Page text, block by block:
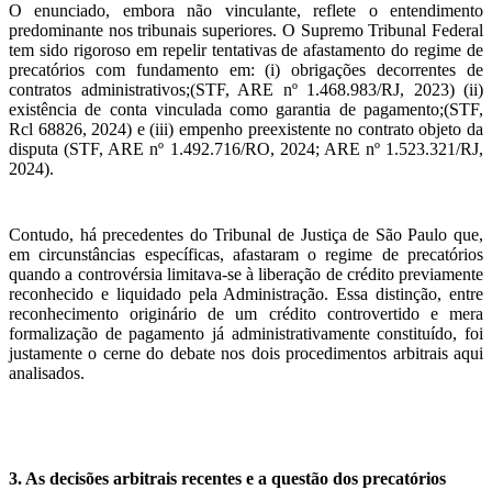
O enunciado, embora não vinculante, reflete o entendimento
predominante nos tribunais superiores. O Supremo Tribunal Federal
tem sido rigoroso em repelir tentativas de afastamento do regime de
precatórios com fundamento em: (i) obrigações decorrentes de
contratos administrativos;(STF, ARE nº 1.468.983/RJ, 2023) (ii)
existência de conta vinculada como garantia de pagamento;(STF,
Rcl 68826, 2024) e (iii) empenho preexistente no contrato objeto da
disputa (STF, ARE nº 1.492.716/RO, 2024; ARE nº 1.523.321/RJ,
2024).
Contudo, há precedentes do Tribunal de Justiça de São Paulo que,
em circunstâncias específicas, afastaram o regime de precatórios
quando a controvérsia limitava-se à liberação de crédito previamente
reconhecido e liquidado pela Administração. Essa distinção, entre
reconhecimento originário de um crédito controvertido e mera
formalização de pagamento já administrativamente constituído, foi
justamente o cerne do debate nos dois procedimentos arbitrais aqui
analisados.
3. As decisões arbitrais recentes e a questão dos precatórios